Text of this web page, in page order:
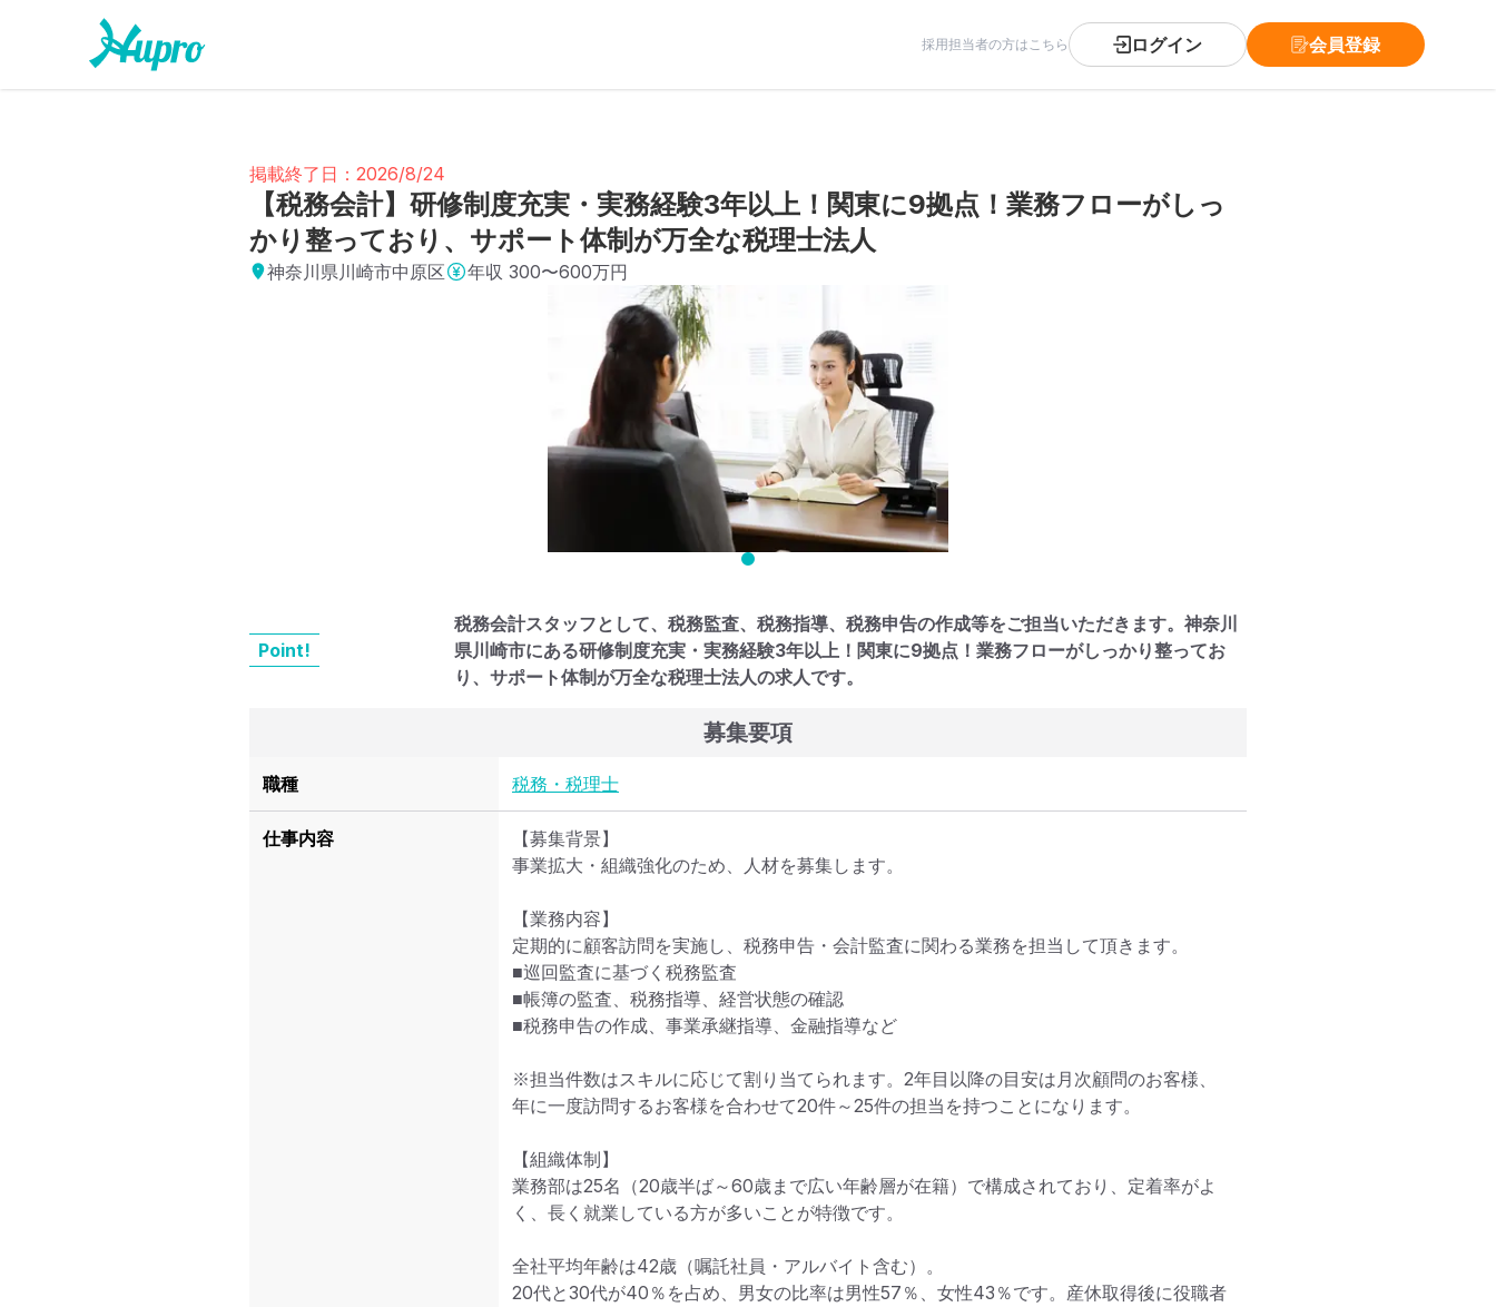
採用担当者の方はこちら ログイン 会員登録
掲載終了日：2026/8/24
【税務会計】研修制度充実・実務経験3年以上！関東に9拠点！業務フローがしっ
かり整っており、サポート体制が万全な税理士法人
神奈川県川崎市中原区 年収 300〜600万円
Point!
税務会計スタッフとして、税務監査、税務指導、税務申告の作成等をご担当いただきます。神奈川
県川崎市にある研修制度充実・実務経験3年以上！関東に9拠点！業務フローがしっかり整ってお
り、サポート体制が万全な税理士法人の求人です。
募集要項
職種 税務・税理士
仕事内容
【募集背景】
事業拡大・組織強化のため、人材を募集します。
【業務内容】
定期的に顧客訪問を実施し、税務申告・会計監査に関わる業務を担当して頂きます。
■巡回監査に基づく税務監査
■帳簿の監査、税務指導、経営状態の確認
■税務申告の作成、事業承継指導、金融指導など
※担当件数はスキルに応じて割り当てられます。2年目以降の目安は月次顧問のお客様、
年に一度訪問するお客様を合わせて20件～25件の担当を持つことになります。
【組織体制】
業務部は25名（20歳半ば～60歳まで広い年齢層が在籍）で構成されており、定着率がよ
く、長く就業している方が多いことが特徴です。
全社平均年齢は42歳（嘱託社員・アルバイト含む）。
20代と30代が40％を占め、男女の比率は男性57％、女性43％です。産休取得後に役職者